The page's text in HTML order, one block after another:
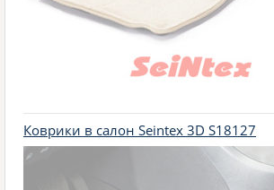
Коврики в салон Seintex 3D S18127